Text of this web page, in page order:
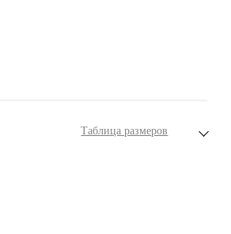
Таблица размеров